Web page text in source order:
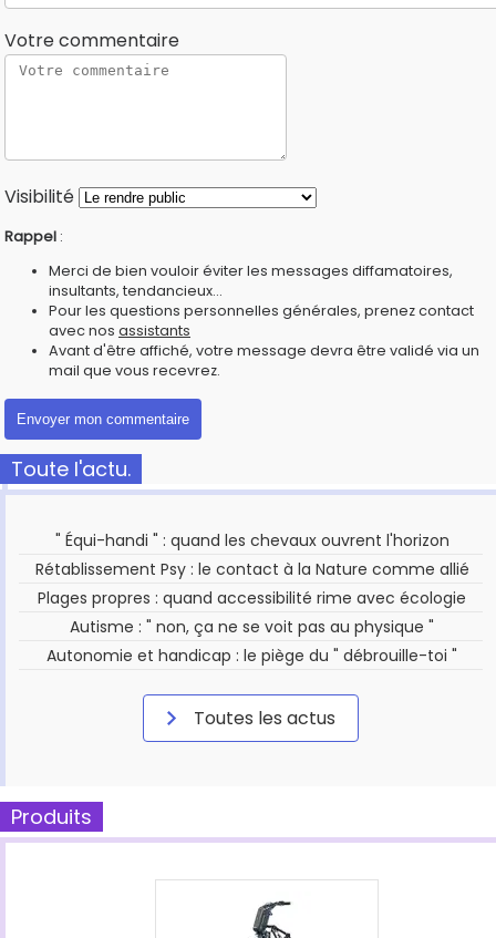
Votre commentaire
Visibilité
Rappel :
Merci de bien vouloir éviter les messages diffamatoires,
insultants, tendancieux...
Pour les questions personnelles générales, prenez contact
avec nos assistants
Avant d'être affiché, votre message devra être validé via un
mail que vous recevrez.
Toute l'actu.
" Équi-handi " : quand les chevaux ouvrent l'horizon
Rétablissement Psy : le contact à la Nature comme allié
Plages propres : quand accessibilité rime avec écologie
Autisme : " non, ça ne se voit pas au physique "
Autonomie et handicap : le piège du " débrouille-toi "
Toutes les actus
Produits